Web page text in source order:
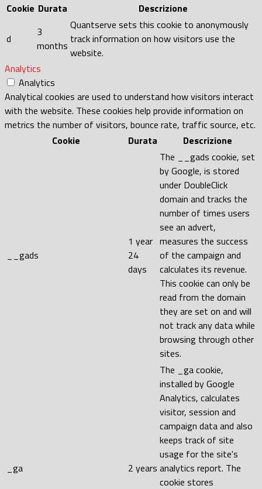
Cookie Durata Descrizione
d
3
months
Quantserve sets this cookie to anonymously
track information on how visitors use the
website.
Analytics
Analytics
Analytical cookies are used to understand how visitors interact
with the website. These cookies help provide information on
metrics the number of visitors, bounce rate, traffic source, etc.
Cookie
Durata Descrizione
__gads
1 year
24
days
The __gads cookie, set
by Google, is stored
under DoubleClick
domain and tracks the
number of times users
see an advert,
measures the success
of the campaign and
calculates its revenue.
This cookie can only be
read from the domain
they are set on and will
not track any data while
browsing through other
sites.
_ga 2 years
The _ga cookie,
installed by Google
Analytics, calculates
visitor, session and
campaign data and also
keeps track of site
usage for the site's
analytics report. The
cookie stores